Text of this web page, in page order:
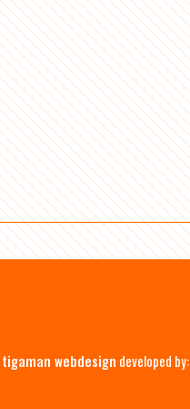
tigaman webdesign developed by: